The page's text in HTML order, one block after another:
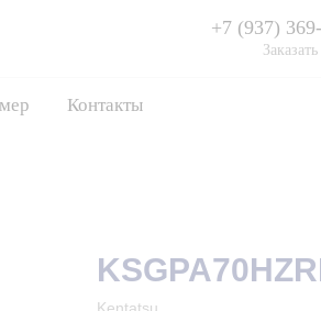
+7 (937)
Контакты